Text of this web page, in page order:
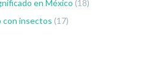
en México (18)
con insectos (17)